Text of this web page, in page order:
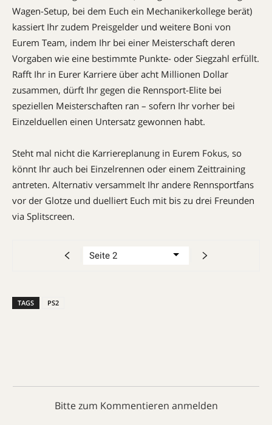
Wa­gen-Setup, bei dem Euch ein Mecha­ni­ker­­kollege berät)
kassiert Ihr zudem Preis­­gelder und weitere Boni von
Eurem Team, indem Ihr bei einer Meisterschaft deren
Vorgaben wie eine bestimmte Punk­te- oder Siegzahl erfüllt.
Rafft Ihr in Eurer Karriere über acht Millionen Dollar
zusammen, dürft Ihr gegen die Renn­sport-Elite bei
speziellen Meister­schaften ran – sofern Ihr vorher bei
Einzel­duellen einen Untersatz gewonnen habt.
Steht mal nicht die Karriereplanung in Eurem Fokus, so
könnt Ihr auch bei Einzelrennen oder einem Zeittraining
antreten. Alternativ versammelt Ihr andere Rennsportfans
vor der Glotze und duelliert Euch mit bis zu drei Freunden
via Splitscreen.
TAGS PS2
Bitte zum Kommentieren anmelden